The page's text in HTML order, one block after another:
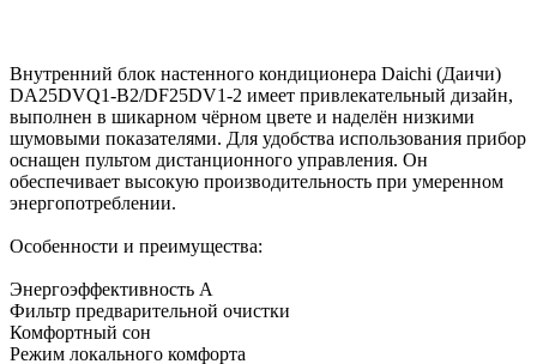
Внутренний блок настенного кондиционера Daichi (Даичи)
DA25DVQ1-B2/DF25DV1-2 имеет привлекательный дизайн,
выполнен в шикарном чёрном цвете и наделён низкими
шумовыми показателями. Для удобства использования прибор
оснащен пультом дистанционного управления. Он
обеспечивает высокую производительность при умеренном
энергопотреблении.
Особенности и преимущества:
Энергоэффективность A
Фильтр предварительной очистки
Комфортный сон
Режим локального комфорта